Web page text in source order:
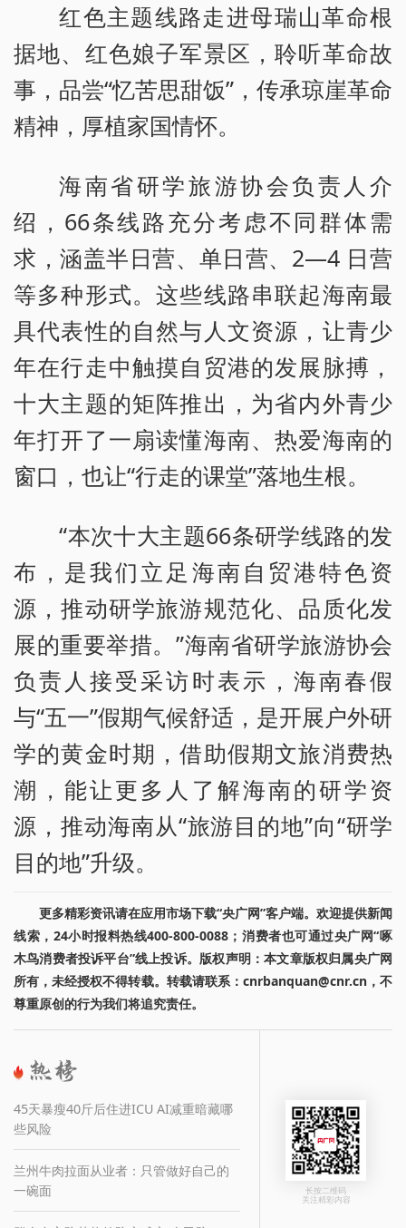
红色主题线路走进母瑞山革命根
据地、红色娘子军景区，聆听革命故
事，品尝“忆苦思甜饭”，传承琼崖革命
精神，厚植家国情怀。
海南省研学旅游协会负责人介
绍，66条线路充分考虑不同群体需
求，涵盖半日营、单日营、2—4 日营
等多种形式。这些线路串联起海南最
具代表性的自然与人文资源，让青少
年在行走中触摸自贸港的发展脉搏，
十大主题的矩阵推出，为省内外青少
年打开了一扇读懂海南、热爱海南的
窗口，也让“行走的课堂”落地生根。
“本次十大主题66条研学线路的发
布，是我们立足海南自贸港特色资
源，推动研学旅游规范化、品质化发
展的重要举措。”海南省研学旅游协会
负责人接受采访时表示，海南春假
与“五一”假期气候舒适，是开展户外研
学的黄金时期，借助假期文旅消费热
潮，能让更多人了解海南的研学资
源，推动海南从“旅游目的地”向“研学
目的地”升级。
更多精彩资讯请在应用市场下载“央广网”客户端。欢迎提供新闻
线索，24小时报料热线400-800-0088；消费者也可通过央广网“啄
木鸟消费者投诉平台”线上投诉。版权声明：本文章版权归属央广网
所有，未经授权不得转载。转载请联系：cnrbanquan@cnr.cn，不
尊重原创的行为我们将追究责任。
45天暴瘦40斤后住进ICU AI减重暗藏哪
些风险
兰州牛肉拉面从业者：只管做好自己的
一碗面
长按二维码
关注精彩内容